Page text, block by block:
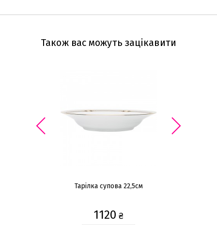
Також вас можуть зацікавити
Тарілка супова 22,5см
1120 ₴